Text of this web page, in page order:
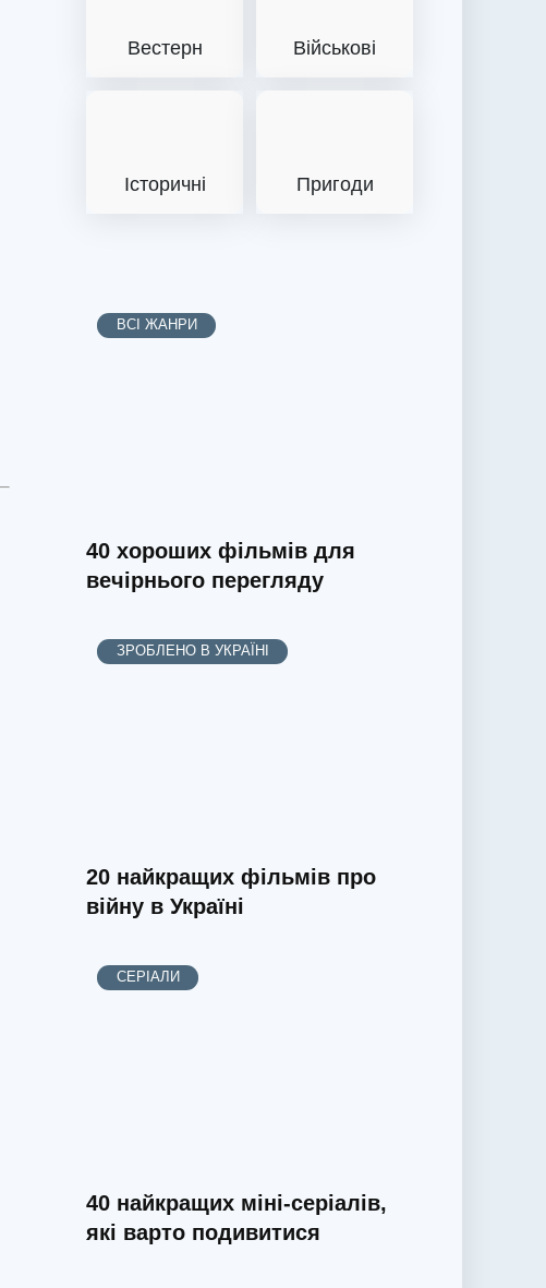
Вестерн Військові
Історичні Пригоди
ВСІ ЖАНРИ
40 хороших фільмів для
вечірнього перегляду
ЗРОБЛЕНО В УКРАЇНІ
20 найкращих фільмів про
війну в Україні
СЕРІАЛИ
40 найкращих міні-серіалів,
які варто подивитися